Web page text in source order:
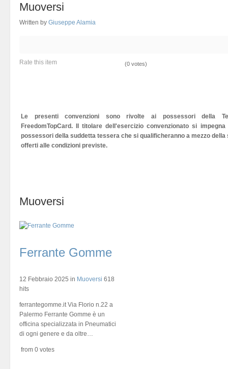
Muoversi
Written by Giuseppe Alamia
Rate this item (0 votes)
Le presenti convenzioni sono rivolte ai possessori della
FreedomTopCard. Il titolare dell'esercizio convenzionato si
possessori della suddetta tessera che si qualificheranno a mezzo della
offerti alle condizioni previste.
Muoversi
Ferrante Gomme
12 Febbraio 2025 in Muoversi 618
hits
ferrantegomme.it Via Florio n.22 a
Palermo Ferrante Gomme è un
officina specializzata in Pneumatici
di ogni genere e da oltre…
from 0 votes